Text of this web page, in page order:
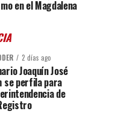
en el Magdalena
2 días ago
Joaquín José
se perfila para
de